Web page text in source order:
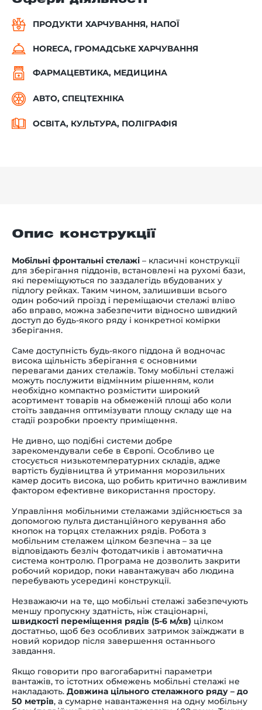
ПРОДУКТИ ХАРЧУВАННЯ, НАПОЇ
HORECA, ГРОМАДСЬКЕ ХАРЧУВАННЯ
ФАРМАЦЕВТИКА, МЕДИЦИНА
АВТО, СПЕЦТЕХНІКА
ОСВІТА, КУЛЬТУРА, ПОЛІГРАФІЯ
Опис конструкції
Мобільні фронтальні стелажі – класичні конструкції
для зберігання піддонів, встановлені на рухомі бази,
які переміщуються по заздалегідь вбудованих у
підлогу рейках. Таким чином, залишивши всього
один робочий проїзд і переміщаючи стелажі вліво
або вправо, можна забезпечити відносно швидкий
доступ до будь-якого ряду і конкретної комірки
зберігання.
Саме доступність будь-якого піддона й водночас
висока щільність зберігання є основними
перевагами даних стелажів. Тому мобільні стелажі
можуть послужити відмінним рішенням, коли
необхідно компактно розмістити широкий
асортимент товарів на обмеженій площі або коли
стоїть завдання оптимізувати площу складу ще на
стадії розробки проекту приміщення.
Не дивно, що подібні системи добре
зарекомендували себе в Європі. Особливо це
стосується низькотемпературних складів, адже
вартість будівництва й утримання морозильних
камер досить висока, що робить критично важливим
фактором ефективне використання простору.
Управління мобільними стелажами здійснюється за
допомогою пульта дистанційного керування або
кнопок на торцях стелажних рядів. Робота з
мобільним стелажем цілком безпечна – за це
відповідають безліч фотодатчиків і автоматична
система контролю. Програма не дозволить закрити
робочий коридор, поки навантажувач або людина
перебувають усередині конструкції.
Незважаючи на те, що мобільні стелажі забезпечують
меншу пропускну здатність, ніж стаціонарні,
швидкості переміщення рядів (5-6 м/хв) цілком
достатньо, щоб без особливих затримок заїжджати в
новий коридор після завершення останнього
завдання.
Якщо говорити про вагогабаритні параметри
вантажів, то істотних обмежень мобільні стелажі не
накладають. Довжина цільного стелажного ряду – до
50 метрів, а сумарне навантаження на одну мобільну